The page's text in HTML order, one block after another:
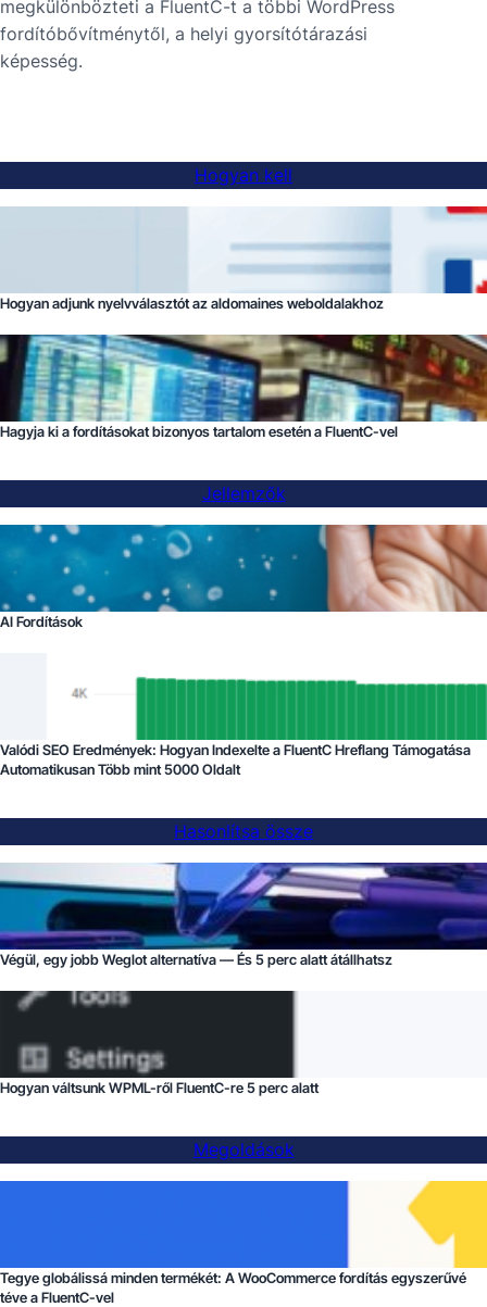
megkülönbözteti a FluentC-t a többi WordPress
fordítóbővítménytől, a helyi gyorsítótárazási
képesség.
Hogyan kell
Hogyan adjunk nyelvválasztót az aldomaines weboldalakhoz
Hagyja ki a fordításokat bizonyos tartalom esetén a FluentC-vel
Jellemzők
AI Fordítások
Valódi SEO Eredmények: Hogyan Indexelte a FluentC Hreflang Támogatása
Automatikusan Több mint 5000 Oldalt
Hasonlítsa össze
Végül, egy jobb Weglot alternatíva — És 5 perc alatt átállhatsz
Hogyan váltsunk WPML-ről FluentC-re 5 perc alatt
Megoldások
Tegye globálissá minden termékét: A WooCommerce fordítás egyszerűvé
téve a FluentC-vel